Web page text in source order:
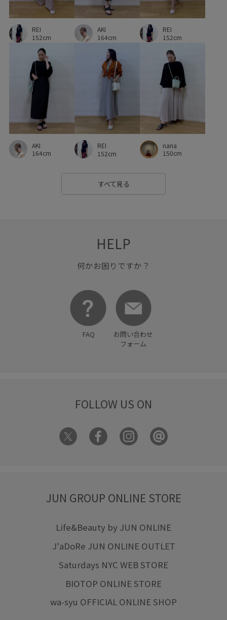
REI
152cm
AKI
164cm
REI
152cm
AKI
164cm
REI
152cm
nana
150cm
すべて見る
HELP
何かお困りですか？
FAQ
お問い合わせ
フォーム
FOLLOW US ON
JUN GROUP ONLINE STORE
Life&Beauty by JUN ONLINE
J'aDoRe JUN ONLINE OUTLET
Saturdays NYC WEB STORE
BIOTOP ONLINE STORE
wa-syu OFFICIAL ONLINE SHOP